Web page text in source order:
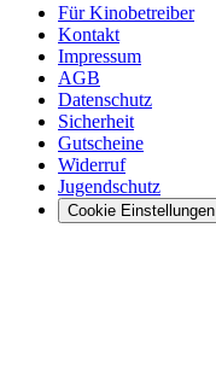
Für Kinobetreiber
Kontakt
Impressum
AGB
Datenschutz
Sicherheit
Gutscheine
Widerruf
Jugendschutz
Cookie Einstellungen